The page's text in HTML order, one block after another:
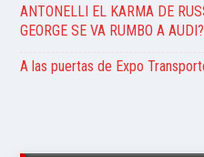
ANTONELLI EL KARMA DE
GEORGE SE VA RUMBO A AUDI?
A las puertas de Expo